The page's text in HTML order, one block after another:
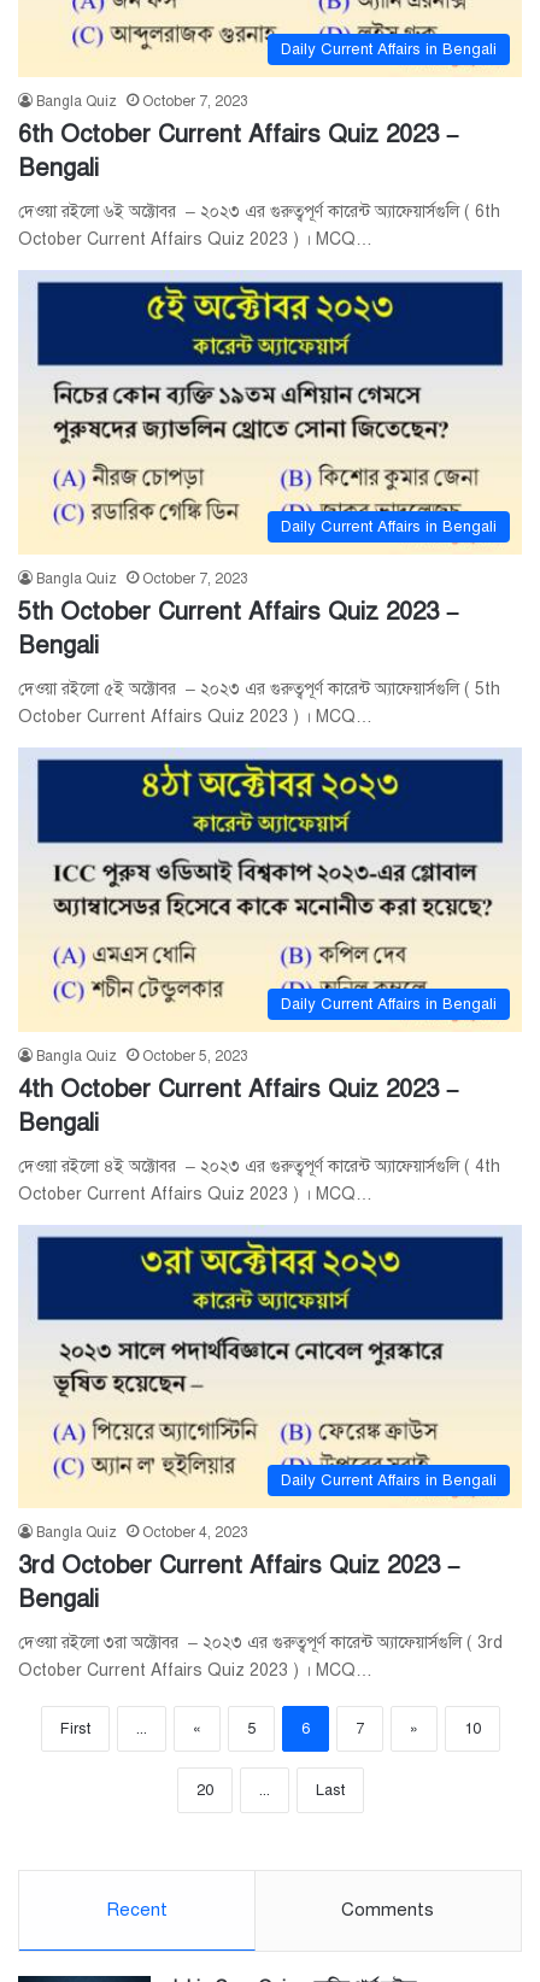
Daily Current Affairs in Bengali
Bangla Quiz October 7, 2023
6th October Current Affairs Quiz 2023 –
Bengali
দেওয়া রইলো ৬ই অক্টোবর – ২০২৩ এর গুরুত্বপূর্ণ কারেন্ট অ্যাফেয়ার্সগুলি ( 6th
October Current Affairs Quiz 2023 ) । MCQ…
Daily Current Affairs in Bengali
Bangla Quiz October 7, 2023
5th October Current Affairs Quiz 2023 –
Bengali
দেওয়া রইলো ৫ই অক্টোবর – ২০২৩ এর গুরুত্বপূর্ণ কারেন্ট অ্যাফেয়ার্সগুলি ( 5th
October Current Affairs Quiz 2023 ) । MCQ…
Daily Current Affairs in Bengali
Bangla Quiz October 5, 2023
4th October Current Affairs Quiz 2023 –
Bengali
দেওয়া রইলো ৪ই অক্টোবর – ২০২৩ এর গুরুত্বপূর্ণ কারেন্ট অ্যাফেয়ার্সগুলি ( 4th
October Current Affairs Quiz 2023 ) । MCQ…
Daily Current Affairs in Bengali
Bangla Quiz October 4, 2023
3rd October Current Affairs Quiz 2023 –
Bengali
দেওয়া রইলো ৩রা অক্টোবর – ২০২৩ এর গুরুত্বপূর্ণ কারেন্ট অ্যাফেয়ার্সগুলি ( 3rd
October Current Affairs Quiz 2023 ) । MCQ…
First ... « 5 6 7 » 10
20 ... Last
Recent Comments